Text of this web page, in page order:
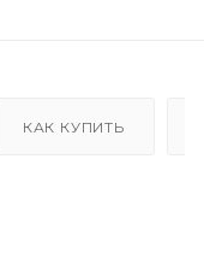
КАК КУПИТЬ